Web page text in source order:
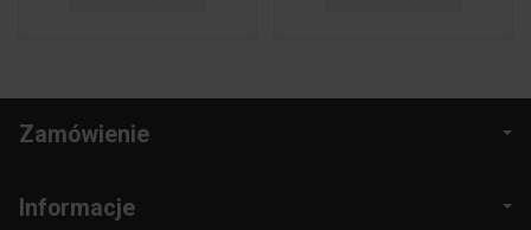
Zamówienie
Informacje